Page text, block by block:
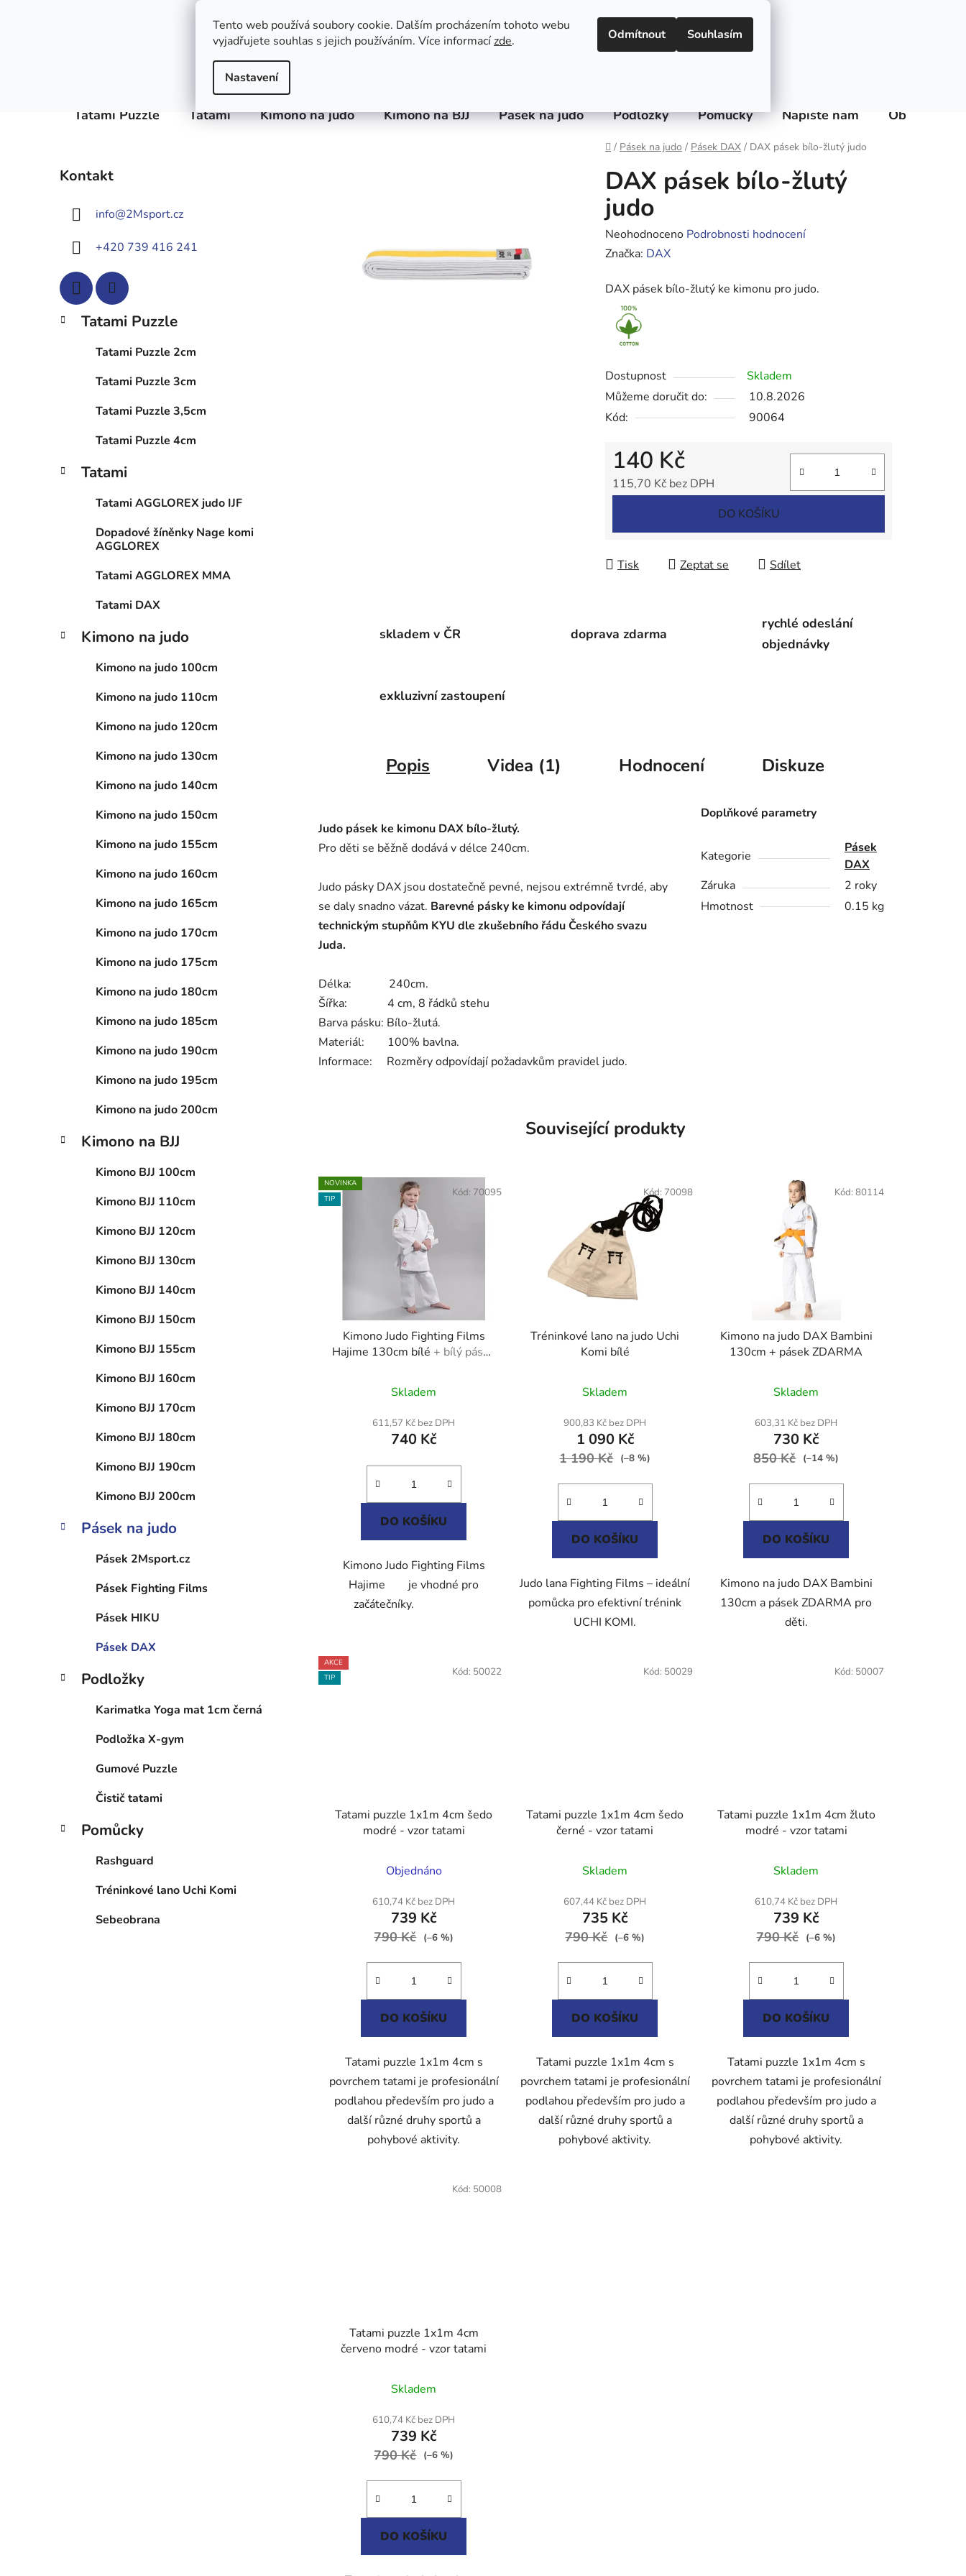
Tento web používá soubory cookie. Dalším procházením tohoto webu
vyjadřujete souhlas s jejich používáním. Více informacízde.
Nastavení
Odmítnout Souhlasím
KOŠÍK
Tatami Puzzle Tatami Kimono na judo Kimono na BJJ Pásek na judo Podložky Pomůcky Napište nám Obchodní
Domů
/ Pásek na judo / Pásek DAX / DAX pásek bílo-žlutý judo
o
n
n
í
p
Kontakt
info@2Msport.cz
+420 739 416 241
Přeskočit
kategorie
K
a
Tatami Puzzle
Tatami Puzzle 2cm
Tatami Puzzle 3cm
Tatami Puzzle 3,5cm
Tatami Puzzle 4cm
Tatami
Tatami AGGLOREX judo IJF
Dopadové žíněnky Nage komi
AGGLOREX
Tatami AGGLOREX MMA
Tatami DAX
Kimono na judo
Kimono na judo 100cm
Kimono na judo 110cm
Kimono na judo 120cm
Kimono na judo 130cm
Kimono na judo 140cm
Kimono na judo 150cm
Kimono na judo 155cm
Kimono na judo 160cm
Kimono na judo 165cm
Kimono na judo 170cm
Kimono na judo 175cm
Kimono na judo 180cm
Kimono na judo 185cm
Kimono na judo 190cm
Kimono na judo 195cm
Kimono na judo 200cm
Kimono na BJJ
Kimono BJJ 100cm
Kimono BJJ 110cm
Kimono BJJ 120cm
Kimono BJJ 130cm
Kimono BJJ 140cm
Kimono BJJ 150cm
Kimono BJJ 155cm
Kimono BJJ 160cm
Kimono BJJ 170cm
Kimono BJJ 180cm
Kimono BJJ 190cm
Kimono BJJ 200cm
Pásek na judo
Pásek 2Msport.cz
Pásek Fighting Films
Pásek HIKU
Pásek DAX
Podložky
Karimatka Yoga mat 1cm černá
Podložka X-gym
Gumové Puzzle
Čistič tatami
Pomůcky
Rashguard
Tréninkové lano Uchi Komi
Sebeobrana
DAX pásek bílo-žlutý
judo
Průměrné
hodnocení
je
0,0
hvězdiček.
Neohodnoceno Podrobnosti hodnocení
Značka: DAX
DAX pásek bílo-žlutý ke kimonu pro judo.
Dostupnost
Skladem
Můžeme doručit do:
10.8.2026
Kód:
90064
140 Kč
115,70 Kč bez DPH
DO KOŠÍKU
Tisk Zeptat se Sdílet
skladem v ČR doprava zdarma
rychlé odeslání
objednávky
exkluzivní zastoupení
Popis Videa (1) Hodnocení Diskuze
Judo pásek ke kimonu DAX bílo-žlutý.
Pro děti se běžně dodává v délce 240cm.
Judo pásky DAX jsou dostatečně pevné, nejsou extrémně tvrdé, aby
se daly snadno vázat. Barevné pásky ke kimonu odpovídají
technickým stupňům KYU dle zkušebního řádu Českého svazu
Juda.
Délka: 240cm.
Šířka: 4 cm, 8 řádků stehu
Barva pásku: Bílo-žlutá.
Materiál: 100% bavlna.
Informace: Rozměry odpovídají požadavkům pravidel judo.
Doplňkové parametry
Kategorie
Pásek
DAX
Záruka
2 roky
Hmotnost
0.15 kg
Související produkty
NOVINKA
TIP
Kimono Judo Fighting Films
Hajime 130cm bílé + bílý pásek
hodnocení
produktu
je
z
hvězdiček.
Skladem
611,57 Kč bez DPH
740 Kč
DO KOŠÍKU
Kimono Judo Fighting Films
Hajime je vhodné pro
začátečníky.
Kód: 70095
Tréninkové lano na judo Uchi
Komi bílé
hodnocení
produktu
je
5,0
5
Skladem
900,83 Kč bez DPH
1 090 Kč
1 190 Kč (–8 %)
DO KOŠÍKU
Judo lana Fighting Films – ideální
pomůcka pro efektivní trénink
UCHI KOMI.
Kód: 70098
Kimono na judo DAX Bambini
130cm + pásek ZDARMA
Skladem
603,31 Kč bez DPH
730 Kč
850 Kč (–14 %)
DO KOŠÍKU
Kimono na judo DAX Bambini
130cm a pásek ZDARMA pro
děti.
Kód: 80114
AKCE
TIP
Tatami puzzle 1x1m 4cm šedo
modré - vzor tatami
hodnocení
produktu
je
5,0
5
Objednáno
610,74 Kč bez DPH
739 Kč
790 Kč (–6 %)
DO KOŠÍKU
Tatami puzzle 1x1m 4cm s
povrchem tatami je profesionální
podlahou především pro judo a
další různé druhy sportů a
pohybové aktivity.
Kód: 50022
Tatami puzzle 1x1m 4cm šedo
černé - vzor tatami
hodnocení
produktu
je
5,0
5
Skladem
607,44 Kč bez DPH
735 Kč
790 Kč (–6 %)
DO KOŠÍKU
Tatami puzzle 1x1m 4cm s
povrchem tatami je profesionální
podlahou především pro judo a
další různé druhy sportů a
pohybové aktivity.
Kód: 50029
Tatami puzzle 1x1m 4cm žluto
modré - vzor tatami
hodnocení
produktu
je
5,0
5
Skladem
610,74 Kč bez DPH
739 Kč
790 Kč (–6 %)
DO KOŠÍKU
Tatami puzzle 1x1m 4cm s
povrchem tatami je profesionální
podlahou především pro judo a
další různé druhy sportů a
pohybové aktivity.
Kód: 50007
Tatami puzzle 1x1m 4cm
červeno modré - vzor tatami
hodnocení
produktu
je
5,0
5
Skladem
610,74 Kč bez DPH
739 Kč
790 Kč (–6 %)
DO KOŠÍKU
Kód: 50008